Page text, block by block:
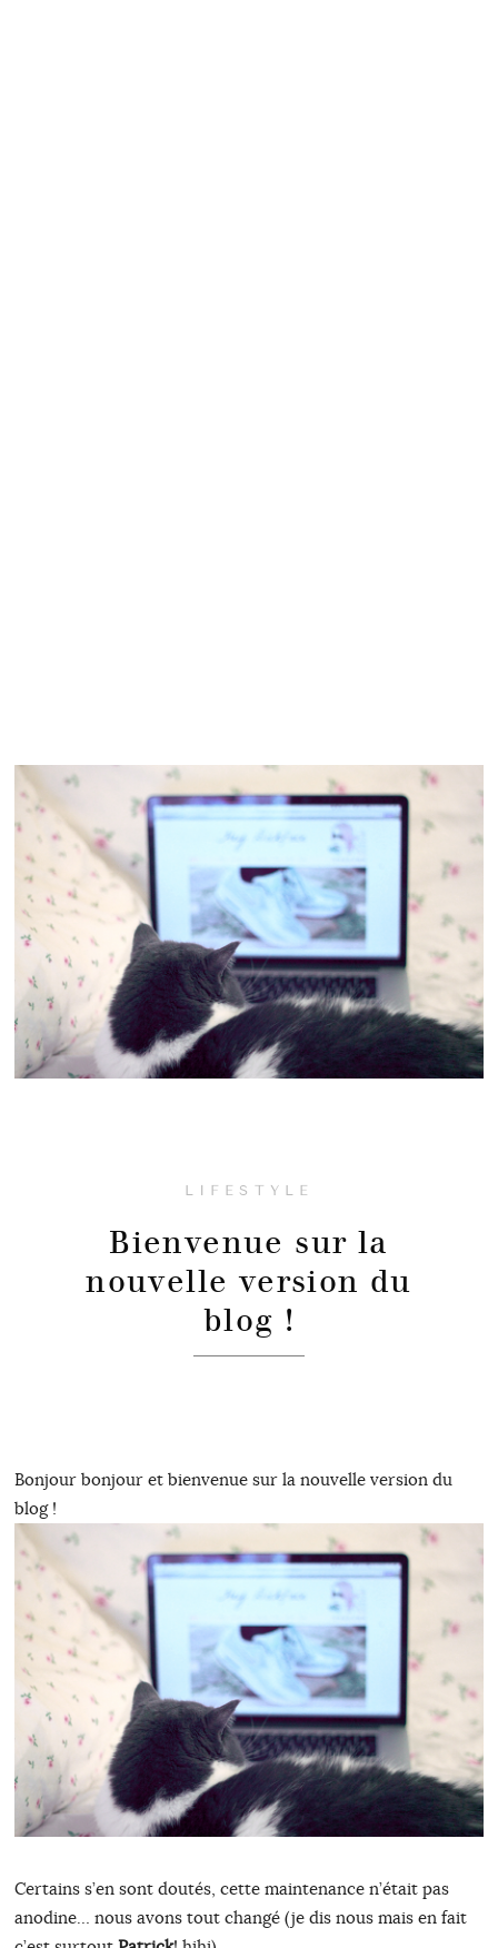
LIFESTYLE
Bienvenue sur la
nouvelle version du
blog !
Bonjour bonjour et bienvenue sur la nouvelle version du
blog !
Certains s’en sont doutés, cette maintenance n’était pas
anodine… nous avons tout changé (je dis nous mais en fait